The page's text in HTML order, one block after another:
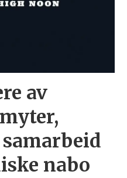
av
nabo